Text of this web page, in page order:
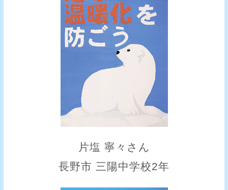
片塩 寧々さん
長野市 三陽中学校2年